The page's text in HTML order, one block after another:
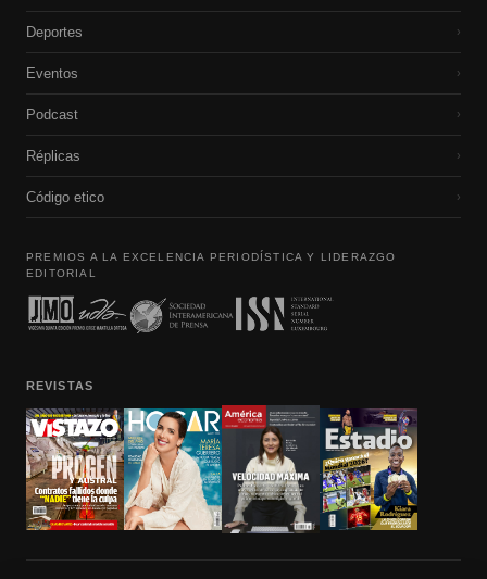
Deportes ›
Eventos ›
Podcast ›
Réplicas ›
Código etico ›
PREMIOS A LA EXCELENCIA PERIODÍSTICA Y LIDERAZGO
EDITORIAL
REVISTAS